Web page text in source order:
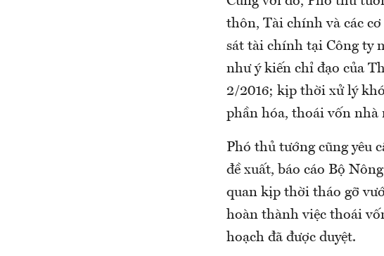
thôn, Tài chính và các
sát tài chính tại Công ty
như ý kiến chỉ đạo của
2/2016; kịp thời xử lý
phần hóa, thoái vốn nhà
Phó thủ tướng cũng yêu
đề xuất, báo cáo Bộ
quan kịp thời tháo gỡ
hoàn thành việc thoái
hoạch đã được duyệt.